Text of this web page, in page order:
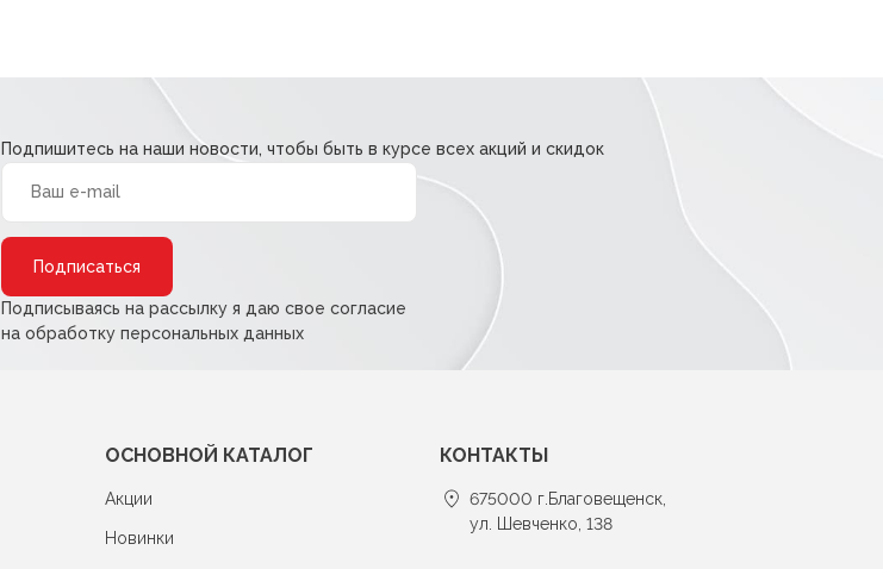
Подпишитесь на наши новости, чтобы быть в курсе всех акций и скидок
Подписываясь на рассылку я даю свое согласие
на обработку персональных данных
ОСНОВНОЙ КАТАЛОГ
Акции
Новинки
КОНТАКТЫ
675000 г.Благовещенск,
ул. Шевченко, 138